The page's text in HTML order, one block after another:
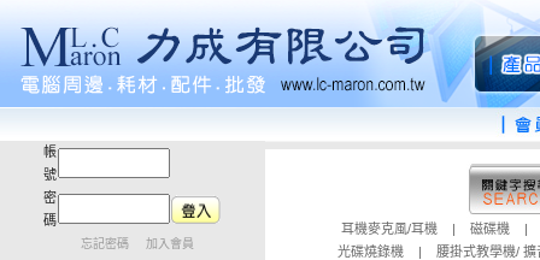
帳
號
密
碼
忘記密碼 加入會員
耳機麥克風/耳機 | 磁碟機 |
光碟燒錄機
|
腰掛式教學機/